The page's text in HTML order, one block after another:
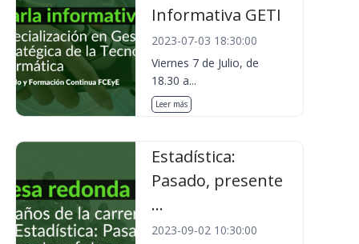
Informativa GETI
2023-07-03 18:30:00
Viernes 7 de Julio, de
18.30 a...
Leer más
Estadística:
Pasado, presente
...
2023-09-02 10:30:00